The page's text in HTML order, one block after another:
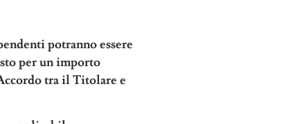
potranno essere
per un importo
tra il Titolare e